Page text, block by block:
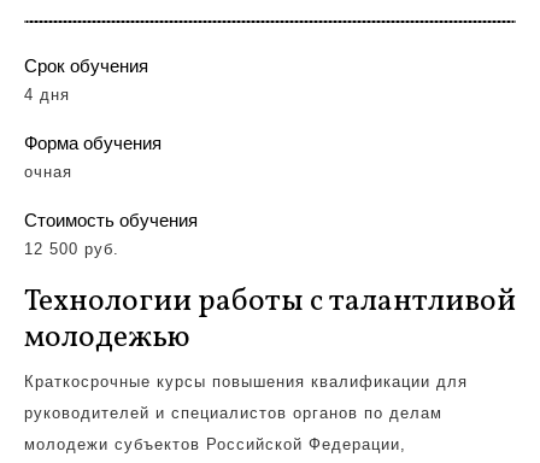
Срок обучения
4 дня
Форма обучения
очная
Стоимость обучения
12 500 руб.
Технологии работы с талантливой
молодежью
Краткосрочные курсы повышения квалификации для
руководителей и специалистов органов по делам
молодежи субъектов Российской Федерации,